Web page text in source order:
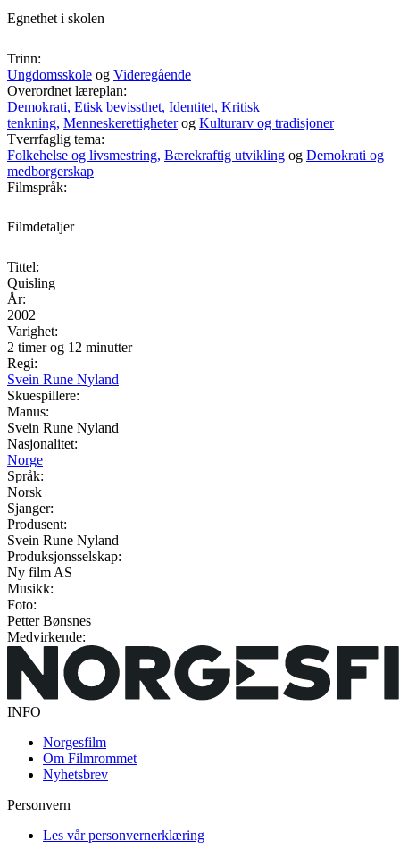
Egnethet i skolen
Trinn:
Ungdomsskole og Videregående
Overordnet læreplan:
Demokrati, Etisk bevissthet, Identitet, Kritisk
tenkning, Menneskerettigheterog Kulturarv og tradisjoner
Tverrfaglig tema:
Folkehelse og livsmestring, Bærekraftig utvikling og Demokrati og
medborgerskap
Filmspråk:
Filmdetaljer
Tittel:
Quisling
År:
2002
Varighet:
2 timer og 12 minutter
Regi:
Svein Rune Nyland
Skuespillere:
Manus:
Svein Rune Nyland
Nasjonalitet:
Norge
Språk:
Norsk
Sjanger:
Produsent:
Svein Rune Nyland
Produksjonsselskap:
Ny film AS
Musikk:
Foto:
Petter Bønsnes
Medvirkende:
INFO
Norgesfilm
Om Filmrommet
Nyhetsbrev
Personvern
Les vår personvernerklæring